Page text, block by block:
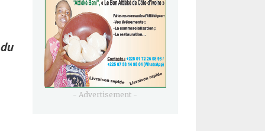
- Advertisement -